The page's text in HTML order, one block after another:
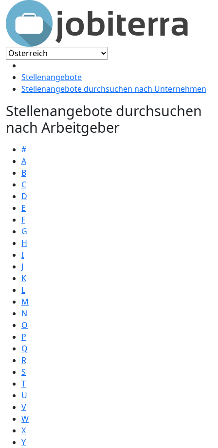
Stellenangebote
Stellenangebote durchsuchen nach Unternehmen
Stellenangebote durchsuchen
nach Arbeitgeber
#
A
B
C
D
E
F
G
H
I
J
K
L
M
N
O
P
Q
R
S
T
U
V
W
X
Y